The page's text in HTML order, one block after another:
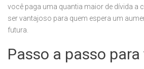
você paga uma quantia maior de dívida a
ser vantajoso para quem espera um
futura.
Passo a passo